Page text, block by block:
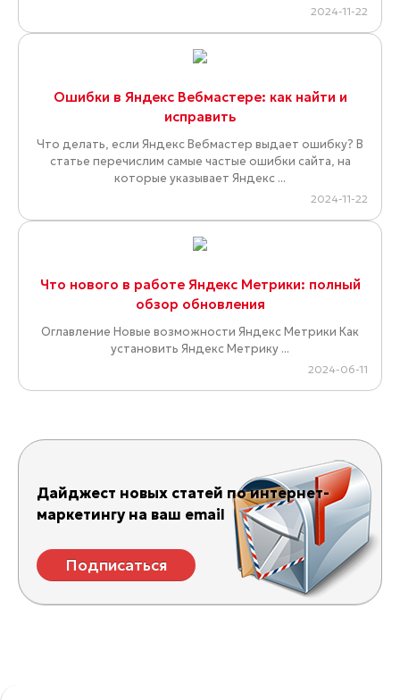
2024-11-22
Ошибки в Яндекс Вебмастере: как найти и
исправить
Что делать, если Яндекс Вебмастер выдает ошибку? В
статье перечислим самые частые ошибки сайта, на
которые указывает Яндекс ...
2024-11-22
Что нового в работе Яндекс Метрики: полный
обзор обновления
Оглавление Новые возможности Яндекс Метрики Как
установить Яндекс Метрику ...
2024-06-11
Дайджест новых статей по интернет-
маркетингу на ваш email
Подписаться